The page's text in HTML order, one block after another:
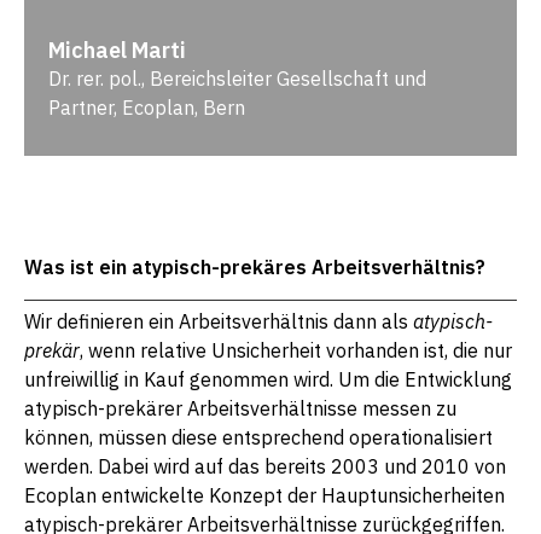
Michael Marti
Dr. rer. pol., Bereichsleiter Gesellschaft und
Partner, Ecoplan, Bern
Was ist ein atypisch-prekäres Arbeitsverhältnis?
Wir definieren ein Arbeitsverhältnis dann als atypisch-
prekär, wenn relative Unsicherheit vorhanden ist, die nur
unfreiwillig in Kauf genommen wird. Um die Entwicklung
atypisch-prekärer Arbeitsverhältnisse messen zu
können, müssen diese entsprechend operationalisiert
werden. Dabei wird auf das bereits 2003 und 2010 von
Ecoplan entwickelte Konzept der Hauptunsicherheiten
atypisch-prekärer Arbeitsverhältnisse zurückgegriffen.